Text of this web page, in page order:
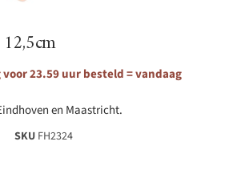
23.59 uur besteld = vandaag
en Maastricht.
SKU FH2324